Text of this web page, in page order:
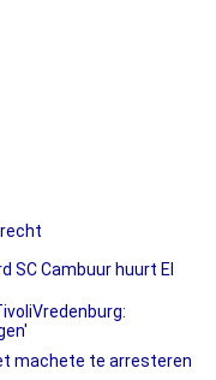
SC Cambuur huurt El
machete te arresteren